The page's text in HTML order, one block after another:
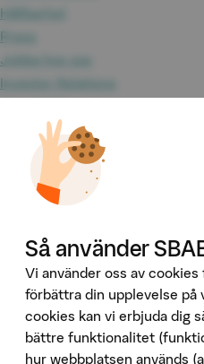
Hållbarhet
Press
Jobba hos oss
Investor Relations
Tillgänglighet
Våra tjänster
Booli Pro
Developer Portal
Ladda ner vår app
App Store
Google Play
Så använder
Vi använder oss av
förbättra din upplevelse på
cookies kan vi erbjuda dig
bättre funktionalitet
hur webbplatsen används